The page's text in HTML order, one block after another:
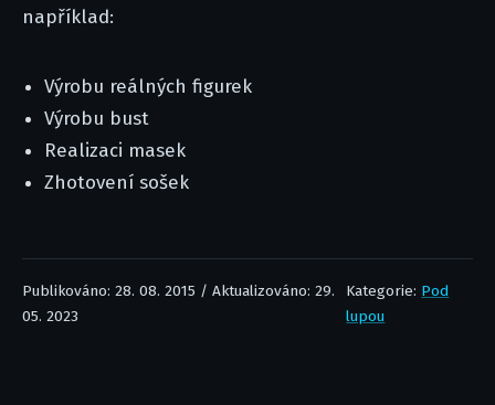
například:
Výrobu reálných figurek
Výrobu bust
Realizaci masek
Zhotovení sošek
Publikováno: 28. 08. 2015 / Aktualizováno: 29.
05. 2023
Kategorie: Pod
lupou